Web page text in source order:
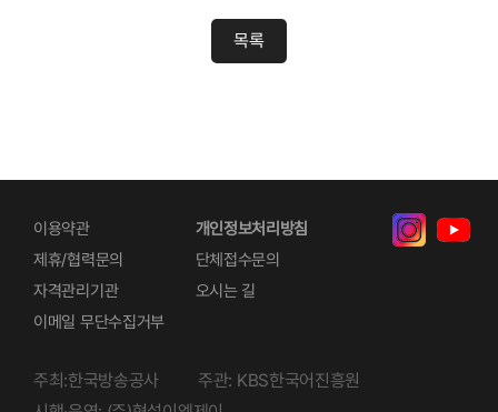
목록
이용약관
개인정보처리방침
제휴/협력문의
단체접수문의
자격관리기관
오시는 길
이메일 무단수집거부
주최:한국방송공사
주관: KBS한국어진흥원